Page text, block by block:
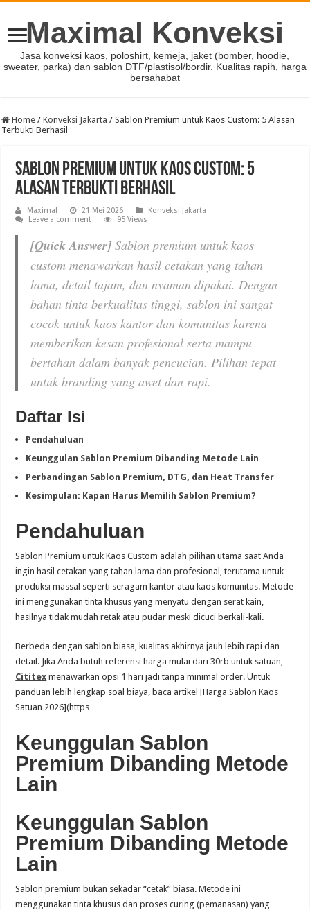
Maximal Konveksi
Jasa konveksi kaos, poloshirt, kemeja, jaket (bomber, hoodie,
sweater, parka) dan sablon DTF/plastisol/bordir. Kualitas rapih, harga
bersahabat
Home / Konveksi Jakarta / Sablon Premium untuk Kaos Custom: 5 Alasan
Terbukti Berhasil
Sablon Premium untuk Kaos Custom: 5
Alasan Terbukti Berhasil
Maximal 21 Mei 2026
Konveksi Jakarta
Leave a comment
95 Views
[Quick Answer] Sablon premium untuk kaos
custom menawarkan hasil cetakan yang tahan
lama, detail tajam, dan nyaman dipakai. Dengan
bahan tinta berkualitas tinggi, sablon ini sangat
cocok untuk kaos kantor dan komunitas karena
memberikan kesan profesional serta mampu
bertahan dalam banyak pencucian. Pilihan tepat
untuk branding yang awet dan rapi.
Daftar Isi
Pendahuluan
Keunggulan Sablon Premium Dibanding Metode Lain
Perbandingan Sablon Premium, DTG, dan Heat Transfer
Kesimpulan: Kapan Harus Memilih Sablon Premium?
Pendahuluan
Sablon Premium untuk Kaos Custom adalah pilihan utama saat Anda
ingin hasil cetakan yang tahan lama dan profesional, terutama untuk
produksi massal seperti seragam kantor atau kaos komunitas. Metode
ini menggunakan tinta khusus yang menyatu dengan serat kain,
hasilnya tidak mudah retak atau pudar meski dicuci berkali-kali.
Berbeda dengan sablon biasa, kualitas akhirnya jauh lebih rapi dan
detail. Jika Anda butuh referensi harga mulai dari 30rb untuk satuan,
Cititex menawarkan opsi 1 hari jadi tanpa minimal order. Untuk
panduan lebih lengkap soal biaya, baca artikel [Harga Sablon Kaos
Satuan 2026](https
Keunggulan Sablon
Premium Dibanding Metode
Lain
Keunggulan Sablon
Premium Dibanding Metode
Lain
Sablon premium bukan sekadar “cetak” biasa. Metode ini
menggunakan tinta khusus dan proses curing (pemanasan) yang